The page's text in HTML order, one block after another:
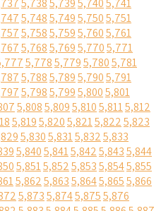
5,7385,7395,7405,741
5,7485,7495,7505,751
5,7585,7595,7605,761
5,7685,7695,7705,771
5,7785,7795,7805,781
5,7885,7895,7905,791
5,7985,7995,8005,801
5,8085,8095,8105,8115,812
5,8195,8205,8215,8225,823
5,8305,8315,8325,833
5,8405,8415,8425,8435,844
5,8515,8525,8535,8545,855
5,8625,8635,8645,8655,866
5,8735,8745,8755,876